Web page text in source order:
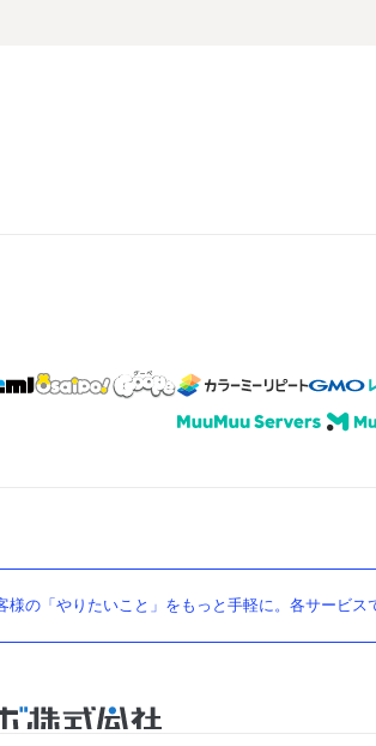
様の「やりたいこと」をもっと手軽に。各サービス